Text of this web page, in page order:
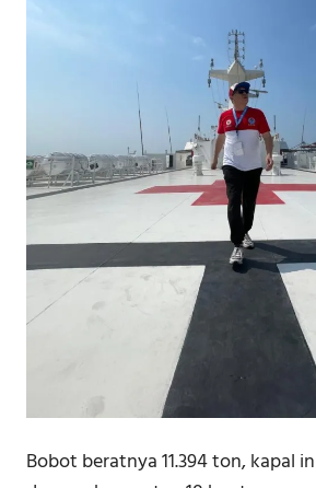
Bobot beratnya 11.394 ton, kapal